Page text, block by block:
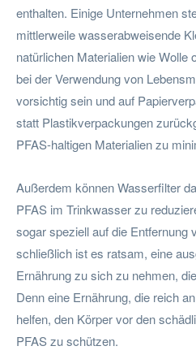
enthalten. Einige Unternehmen
mittlerweile wasserabweisende
natürlichen Materialien wie Wolle
bei der Verwendung von
vorsichtig sein und auf
statt Plastikverpackungen
PFAS-haltigen Materialien zu
Außerdem können Wasserfilter
PFAS im Trinkwasser zu
sogar speziell auf die Entfernung
schließlich ist es ratsam, eine
Ernährung zu sich zu nehmen,
Denn eine Ernährung, die reich
helfen, den Körper vor den
PFAS zu schützen.